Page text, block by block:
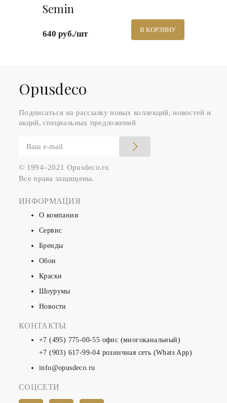
Semin
640 руб./шт В КОРЗИНУ
Оpusdeco
Подписаться на рассылку новых коллекций, новостей и
акций, специальных предложений
© 1994–2021 Opusdeco.ru
Все права защищены.
ИНФОРМАЦИЯ
О компании
Сервис
Бренды
Обои
Краски
Шоурумы
Новости
КОНТАКТЫ
+7 (495) 775-00-55 офис (многоканальный)
+7 (903) 617-99-04 розничная сеть (Whats App)
info@opusdeco.ru
СОЦСЕТИ